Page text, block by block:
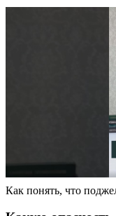
Как понять, что